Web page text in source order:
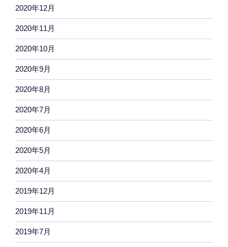
2020年12月
2020年11月
2020年10月
2020年9月
2020年8月
2020年7月
2020年6月
2020年5月
2020年4月
2019年12月
2019年11月
2019年7月